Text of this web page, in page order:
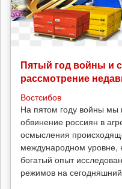
Пятый год войны и
рассмотрение
Востсибов
На пятом году войны мы
обвинение россиян в
осмысления
международном уровне,
богатый опыт
режимов на